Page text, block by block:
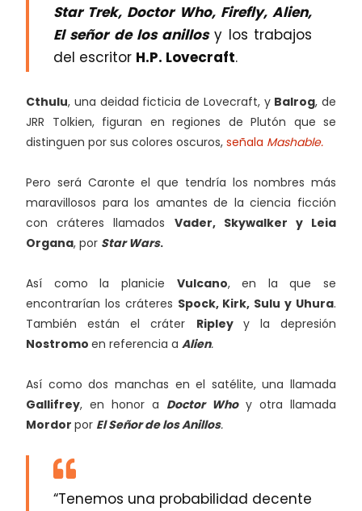
Star Trek, Doctor Who, Firefly, Alien,
El señor de los anillosy los trabajos
del escritor H.P. Lovecraft.
Cthulu, una deidad ficticia de Lovecraft, y Balrog, de
JRR Tolkien, figuran en regiones de Plutón que se
distinguen por sus colores oscuros, señala Mashable.
Pero será Caronte el que tendría los nombres más
maravillosos para los amantes de la ciencia ficción
con cráteres llamados Vader, Skywalker y Leia
Organa, por Star Wars.
Así como la planicie Vulcano, en la que se
encontrarían los cráteres Spock, Kirk, Sulu y Uhura.
También están el cráter Ripley y la depresión
Nostromo en referencia a Alien.
Así como dos manchas en el satélite, una llamada
Gallifrey, en honor a Doctor Whoy otra llamada
Mordor por El Señor de los Anillos.
“Tenemos una probabilidad decente